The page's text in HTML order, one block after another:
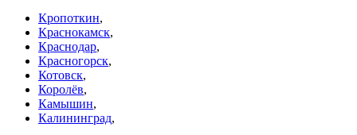
Кропоткин,
Краснокамск,
Краснодар,
Красногорск,
Котовск,
Королёв,
Камышин,
Калининград,